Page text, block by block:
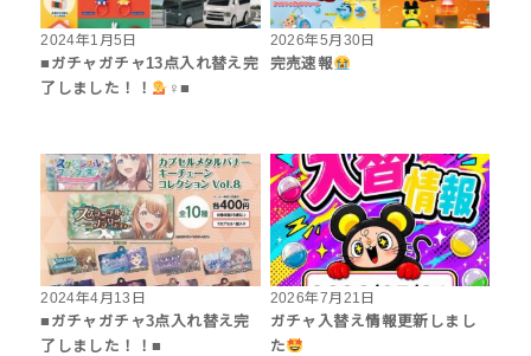
2024年1月5日
■ガチャガチャ13点入れ替え完
了しました！！
‍♀■
2026年5月30日
完売速報
2024年4月13日
■ガチャガチャ3点入れ替え完
了しました！！■
2026年7月21日
ガチャ入替え情報更新しまし
た